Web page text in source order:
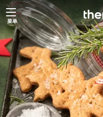
跳
至
内
容
菜单